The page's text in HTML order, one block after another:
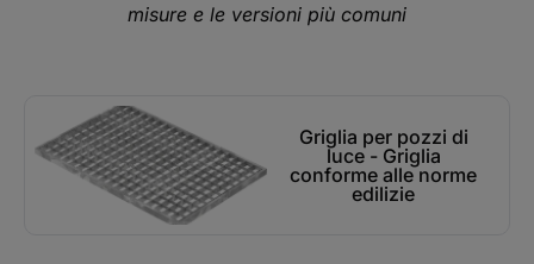
misure e le versioni più comuni
Kategoriegalerie überspringen
Griglia per pozzi di
luce - Griglia
conforme alle norme
edilizie